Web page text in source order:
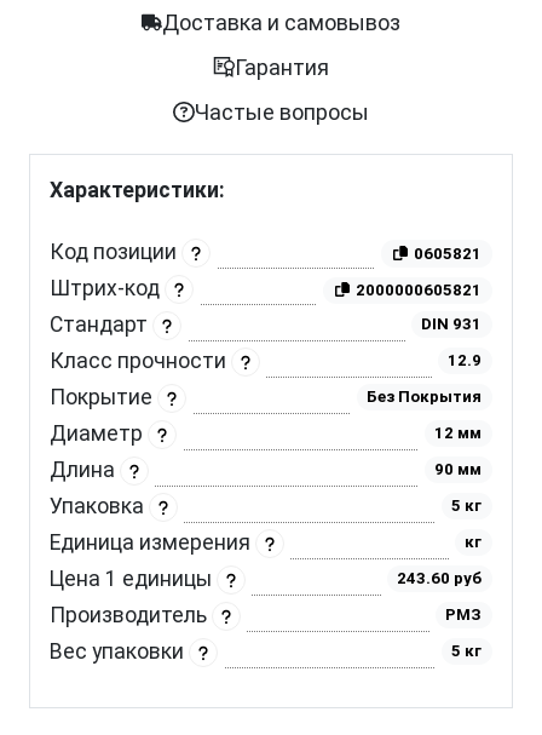
Доставка и самовывоз
Гарантия
Частые вопросы
Характеристики:
Код позиции 0605821
Штрих-код 2000000605821
Стандарт DIN 931
Класс прочности 12.9
Покрытие Без Покрытия
Диаметр 12 мм
Длина 90 мм
Упаковка 5 кг
Единица измерения кг
Цена 1 единицы 243.60 руб
Производитель РМЗ
Вес упаковки 5 кг